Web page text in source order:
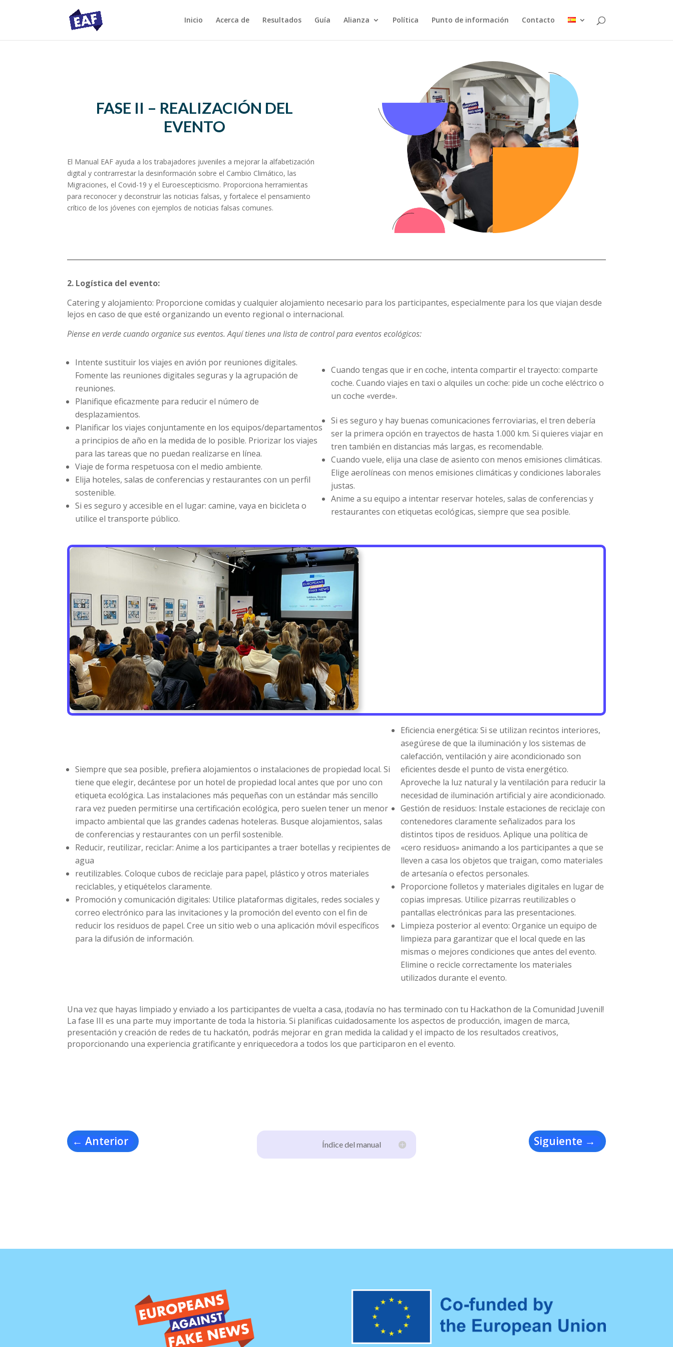
Inicio Acerca de Resultados Guía Alianza Política Punto de información Contacto
FASE II – REALIZACIÓN DEL
EVENTO
El Manual EAF ayuda a los trabajadores juveniles a mejorar la alfabetización
digital y contrarrestar la desinformación sobre el Cambio Climático, las
Migraciones, el Covid-19 y el Euroescepticismo. Proporciona herramientas
para reconocer y deconstruir las noticias falsas, y fortalece el pensamiento
crítico de los jóvenes con ejemplos de noticias falsas comunes.
2. Logística del evento:
Catering y alojamiento: Proporcione comidas y cualquier alojamiento necesario para los participantes, especialmente para los que viajan desde
lejos en caso de que esté organizando un evento regional o internacional.
Piense en verde cuando organice sus eventos. Aquí tienes una lista de control para eventos ecológicos:
Intente sustituir los viajes en avión por reuniones digitales.
Fomente las reuniones digitales seguras y la agrupación de
reuniones.
Planifique eficazmente para reducir el número de
desplazamientos.
Planificar los viajes conjuntamente en los equipos/departamentos
a principios de año en la medida de lo posible. Priorizar los viajes
para las tareas que no puedan realizarse en línea.
Viaje de forma respetuosa con el medio ambiente.
Elija hoteles, salas de conferencias y restaurantes con un perfil
sostenible.
Si es seguro y accesible en el lugar: camine, vaya en bicicleta o
utilice el transporte público.
Cuando tengas que ir en coche, intenta compartir el trayecto: comparte
coche. Cuando viajes en taxi o alquiles un coche: pide un coche eléctrico o
un coche «verde».
Si es seguro y hay buenas comunicaciones ferroviarias, el tren debería
ser la primera opción en trayectos de hasta 1.000 km. Si quieres viajar en
tren también en distancias más largas, es recomendable.
Cuando vuele, elija una clase de asiento con menos emisiones climáticas.
Elige aerolíneas con menos emisiones climáticas y condiciones laborales
justas.
Anime a su equipo a intentar reservar hoteles, salas de conferencias y
restaurantes con etiquetas ecológicas, siempre que sea posible.
Siempre que sea posible, prefiera alojamientos o instalaciones de propiedad local. Si
tiene que elegir, decántese por un hotel de propiedad local antes que por uno con
etiqueta ecológica. Las instalaciones más pequeñas con un estándar más sencillo
rara vez pueden permitirse una certificación ecológica, pero suelen tener un menor
impacto ambiental que las grandes cadenas hoteleras. Busque alojamientos, salas
de conferencias y restaurantes con un perfil sostenible.
Reducir, reutilizar, reciclar: Anime a los participantes a traer botellas y recipientes de
agua
reutilizables. Coloque cubos de reciclaje para papel, plástico y otros materiales
reciclables, y etiquételos claramente.
Promoción y comunicación digitales: Utilice plataformas digitales, redes sociales y
correo electrónico para las invitaciones y la promoción del evento con el fin de
reducir los residuos de papel. Cree un sitio web o una aplicación móvil específicos
para la difusión de información.
Eficiencia energética: Si se utilizan recintos interiores,
asegúrese de que la iluminación y los sistemas de
calefacción, ventilación y aire acondicionado son
eficientes desde el punto de vista energético.
Aproveche la luz natural y la ventilación para reducir la
necesidad de iluminación artificial y aire acondicionado.
Gestión de residuos: Instale estaciones de reciclaje con
contenedores claramente señalizados para los
distintos tipos de residuos. Aplique una política de
«cero residuos» animando a los participantes a que se
lleven a casa los objetos que traigan, como materiales
de artesanía o efectos personales.
Proporcione folletos y materiales digitales en lugar de
copias impresas. Utilice pizarras reutilizables o
pantallas electrónicas para las presentaciones.
Limpieza posterior al evento: Organice un equipo de
limpieza para garantizar que el local quede en las
mismas o mejores condiciones que antes del evento.
Elimine o recicle correctamente los materiales
utilizados durante el evento.
Una vez que hayas limpiado y enviado a los participantes de vuelta a casa, ¡todavía no has terminado con tu Hackathon de la Comunidad Juvenil!
La fase III es una parte muy importante de toda la historia. Si planificas cuidadosamente los aspectos de producción, imagen de marca,
presentación y creación de redes de tu hackatón, podrás mejorar en gran medida la calidad y el impacto de los resultados creativos,
proporcionando una experiencia gratificante y enriquecedora a todos los que participaron en el evento.
←Anterior Índice del manual Siguiente →